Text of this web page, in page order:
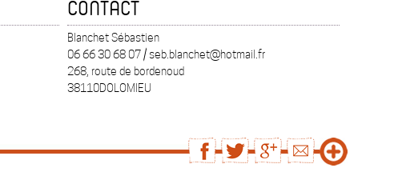
CONTACT
Blanchet Sébastien
06 66 30 68 07 / seb.blanchet@hotmail.fr
268, route de bordenoud
38110DOLOMIEU